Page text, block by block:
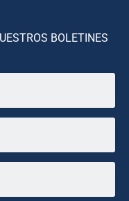
BOLETINES